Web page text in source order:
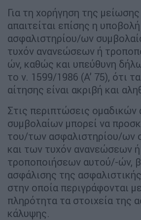
Για τη χορήγηση της
απαιτείται επίσης η
ασφαλιστηρίου/ων
τυχόν ανανεώσεων ή
ών, καθώς και υπεύθυνη
το ν. 1599/1986 (Α’ 75), ότι
αίτησης είναι ακριβή και
Στις περιπτώσεις
συμβολαίων μπορεί να
του/των ασφαλιστηρίου/ων
και των τυχόν ανανεώσεων ή
τροποποιήσεων αυτού/-ών,
ασφάλισης της
στην οποία περιγράφονται
πληρότητα τα στοιχεία της
κάλυψης.